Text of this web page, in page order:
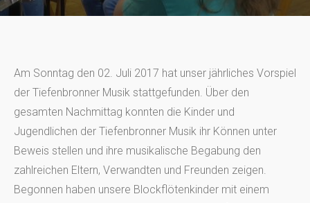
Am Sonntag den 02. Juli 2017 hat unser jährliches Vorspiel
der Tiefenbronner Musik stattgefunden. Über den
gesamten Nachmittag konnten die Kinder und
Jugendlichen der Tiefenbronner Musik ihr Können unter
Beweis stellen und ihre musikalische Begabung den
zahlreichen Eltern, Verwandten und Freunden zeigen.
Begonnen haben unsere Blockflötenkinder mit einem